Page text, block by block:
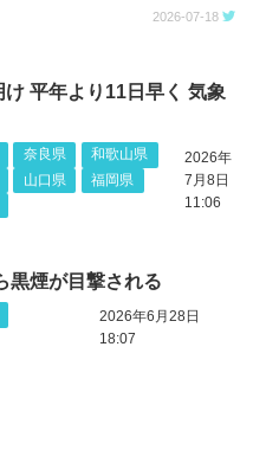
2026-07-18
平年より11日早く 気象
奈良県
和歌山県
山口県
福岡県
2026年
7月8日
11:06
黒煙が目撃される
2026年6月28日
18:07